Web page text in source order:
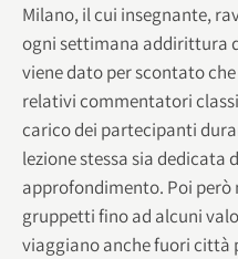
Milano, il cui insegnante,
ogni settimana addirittura
viene dato per scontato
relativi commentatori
carico dei partecipanti
lezione stessa sia dedicata
approfondimento. Poi però
gruppetti fino ad alcuni
viaggiano anche fuori città